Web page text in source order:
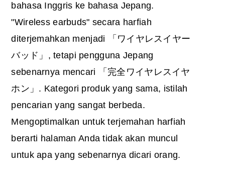
bahasa Inggris ke bahasa Jepang.
"Wireless earbuds" secara harfiah
diterjemahkan menjadi 「ワイヤレスイヤー
バッド」, tetapi pengguna Jepang
sebenarnya mencari 「完全ワイヤレスイヤ
ホン」. Kategori produk yang sama, istilah
pencarian yang sangat berbeda.
Mengoptimalkan untuk terjemahan harfiah
berarti halaman Anda tidak akan muncul
untuk apa yang sebenarnya dicari orang.